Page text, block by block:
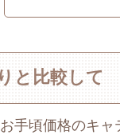
と比較して
手頃価格のキ